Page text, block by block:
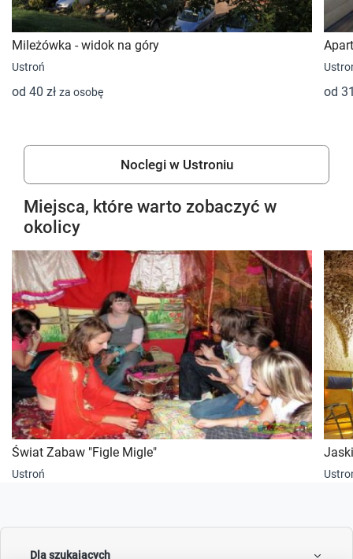
Mileżówka - widok na góry
Ustroń
od 40 zł za osobę od
Noclegi w Ustroniu
Miejsca, które warto zobaczyć w
okolicy
Świat Zabaw "Figle Migle"
Ustroń
Dla szukających